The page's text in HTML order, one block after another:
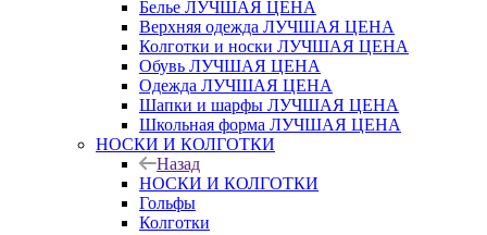
Белье ЛУЧШАЯ ЦЕНА
Верхняя одежда ЛУЧШАЯ ЦЕНА
Колготки и носки ЛУЧШАЯ ЦЕНА
Обувь ЛУЧШАЯ ЦЕНА
Одежда ЛУЧШАЯ ЦЕНА
Шапки и шарфы ЛУЧШАЯ ЦЕНА
Школьная форма ЛУЧШАЯ ЦЕНА
НОСКИ И КОЛГОТКИ
Назад
НОСКИ И КОЛГОТКИ
Гольфы
Колготки